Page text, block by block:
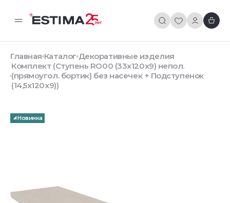
Главная Каталог Декоративные изделия
Комплект (Ступень RO00 (33x120x9) непол.
(прямоугол. бортик) без насечек + Подступенок
(14,5x120x9))
Новинка